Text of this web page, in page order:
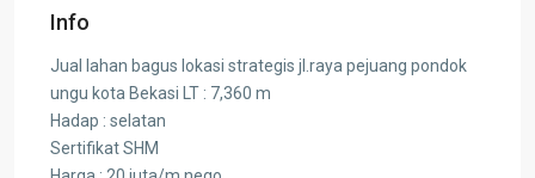
Info
Jual lahan bagus lokasi strategis jl.raya pejuang pondok
ungu kota Bekasi LT : 7,360 m
Hadap : selatan
Sertifikat SHM